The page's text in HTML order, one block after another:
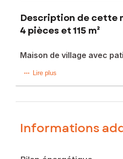
Description de cette
4 pièces et 115 m²
Maison de village avec
À proximité immédiate de
parfaitement entretenue.
aménagée et équipée. Dans
séjour, agrémenté d'un poêle
Lire plus
Informations